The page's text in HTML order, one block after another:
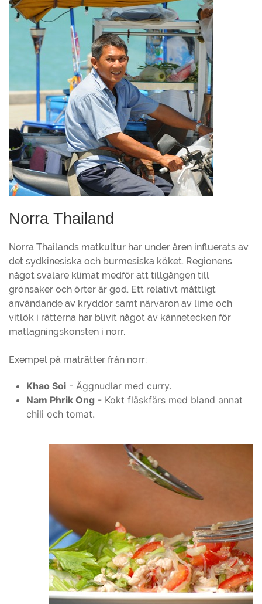
Norra Thailand
Norra Thailands matkultur har under åren influerats av
det sydkinesiska och burmesiska köket. Regionens
något svalare klimat medför att tillgången till
grönsaker och örter är god. Ett relativt måttligt
användande av kryddor samt närvaron av lime och
vitlök i rätterna har blivit något av kännetecken för
matlagningskonsten i norr.
Exempel på maträtter från norr:
Khao Soi - Äggnudlar med curry.
Nam Phrik Ong - Kokt fläskfärs med bland annat
chili och tomat.